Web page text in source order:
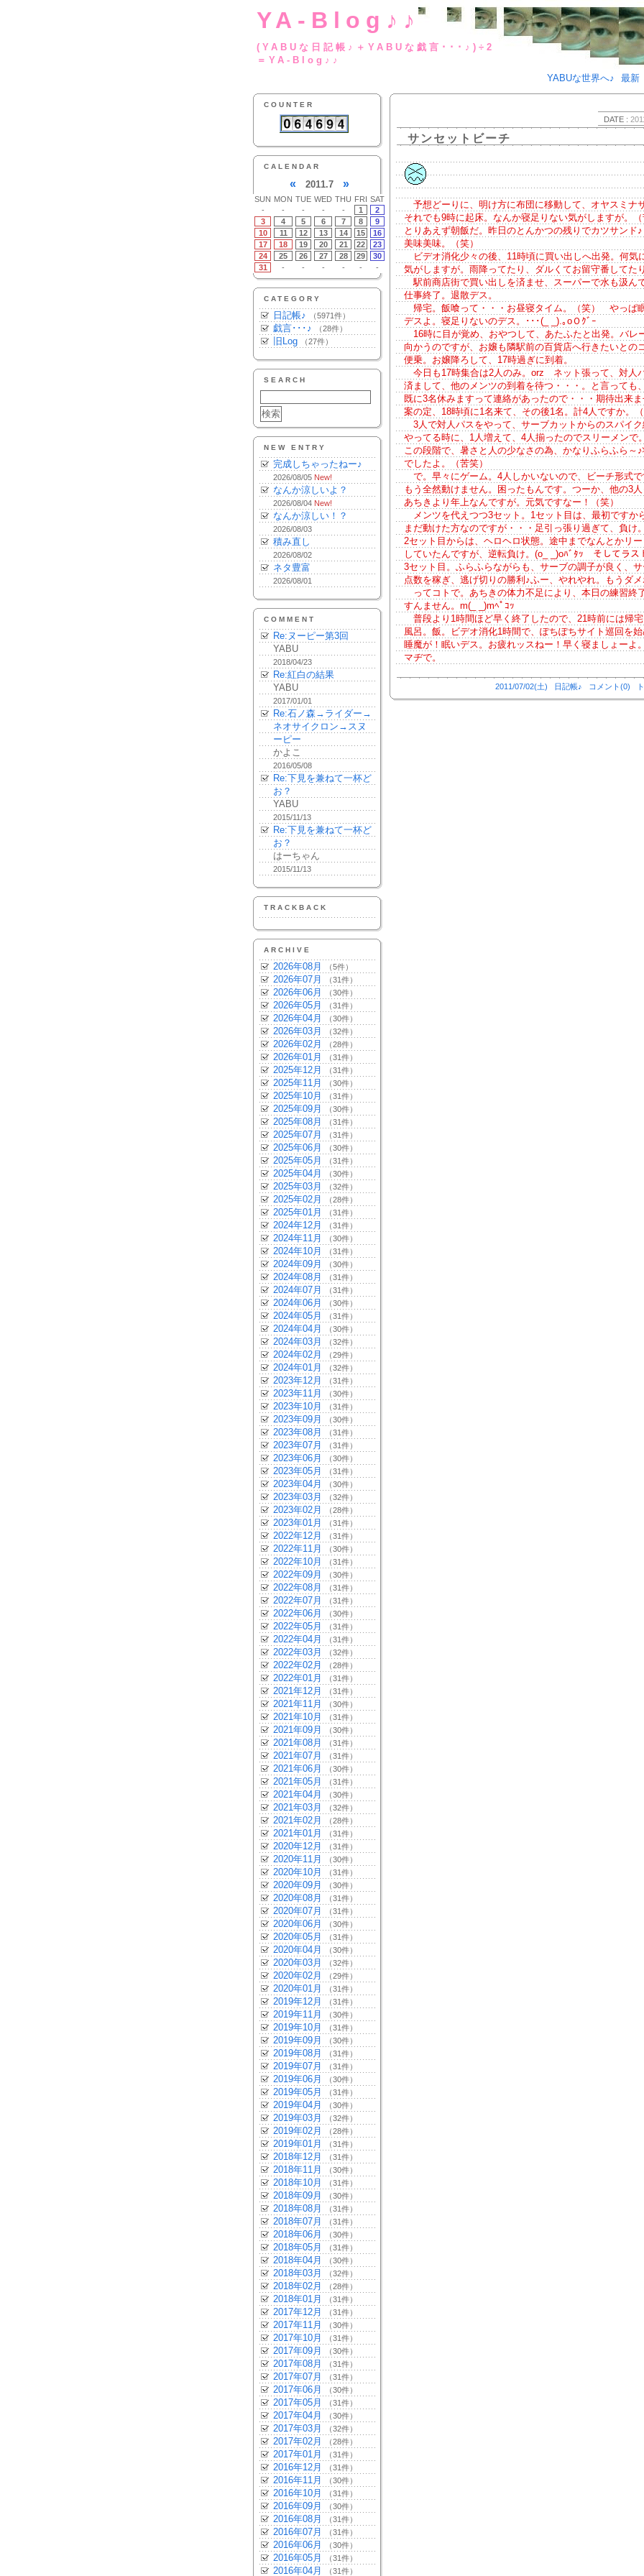
YA-Blog♪♪
(YABUな日記帳♪＋YABUな戯言･･
＝YA-Blog♪♪
YABUな世界へ♪
最新
COUNTER
CALENDAR
« 2011.7 »
SUN MON TUE WED THU FRI SAT
-
- - - - 1
2
3
4 5 6 7 8
9
10
11 12 13 14 15
16
17
18 19 20 21 22
23
24
25 26 27 28 29
30
31
- - - - - -
CATEGORY
日記帳♪ （5971件）
戯言･･･♪ （28件）
旧Log （27件）
SEARCH
NEW ENTRY
完成しちゃったねー♪
2026/08/05 New!
なんか涼しいよ？
2026/08/04 New!
なんか涼しい！？
2026/08/03
積み直し
2026/08/02
ネタ豊富
2026/08/01
COMMENT
Re:ヌーピー第3回
YABU
2018/04/23
Re:紅白の結果
YABU
2017/01/01
Re:石ノ森→ライダー→
ネオサイクロン→スヌ
ーピー
かよこ
2016/05/08
Re:下見を兼ねて一杯ど
お？
YABU
2015/11/13
Re:下見を兼ねて一杯ど
お？
はーちゃん
2015/11/13
TRACKBACK
ARCHIVE
2026年08月 （5件）
2026年07月 （31件）
2026年06月 （30件）
2026年05月 （31件）
2026年04月 （30件）
2026年03月 （32件）
2026年02月 （28件）
2026年01月 （31件）
2025年12月 （31件）
2025年11月 （30件）
2025年10月 （31件）
2025年09月 （30件）
2025年08月 （31件）
2025年07月 （31件）
2025年06月 （30件）
2025年05月 （31件）
2025年04月 （30件）
2025年03月 （32件）
2025年02月 （28件）
2025年01月 （31件）
2024年12月 （31件）
2024年11月 （30件）
2024年10月 （31件）
2024年09月 （30件）
2024年08月 （31件）
2024年07月 （31件）
2024年06月 （30件）
2024年05月 （31件）
2024年04月 （30件）
2024年03月 （32件）
2024年02月 （29件）
2024年01月 （32件）
2023年12月 （31件）
2023年11月 （30件）
2023年10月 （31件）
2023年09月 （30件）
2023年08月 （31件）
2023年07月 （31件）
2023年06月 （30件）
2023年05月 （31件）
2023年04月 （30件）
2023年03月 （32件）
2023年02月 （28件）
2023年01月 （31件）
2022年12月 （31件）
2022年11月 （30件）
2022年10月 （31件）
2022年09月 （30件）
2022年08月 （31件）
2022年07月 （31件）
2022年06月 （30件）
2022年05月 （31件）
2022年04月 （31件）
2022年03月 （32件）
2022年02月 （28件）
2022年01月 （31件）
2021年12月 （31件）
2021年11月 （30件）
2021年10月 （31件）
2021年09月 （30件）
2021年08月 （31件）
2021年07月 （31件）
2021年06月 （30件）
2021年05月 （31件）
2021年04月 （30件）
2021年03月 （32件）
2021年02月 （28件）
2021年01月 （31件）
2020年12月 （31件）
2020年11月 （30件）
2020年10月 （31件）
2020年09月 （30件）
2020年08月 （31件）
2020年07月 （31件）
2020年06月 （30件）
2020年05月 （31件）
2020年04月 （30件）
2020年03月 （32件）
2020年02月 （29件）
2020年01月 （31件）
2019年12月 （31件）
2019年11月 （30件）
2019年10月 （31件）
2019年09月 （30件）
2019年08月 （31件）
2019年07月 （31件）
2019年06月 （30件）
2019年05月 （31件）
2019年04月 （30件）
2019年03月 （32件）
2019年02月 （28件）
2019年01月 （31件）
2018年12月 （31件）
2018年11月 （30件）
2018年10月 （31件）
2018年09月 （30件）
2018年08月 （31件）
2018年07月 （31件）
2018年06月 （30件）
2018年05月 （31件）
2018年04月 （30件）
2018年03月 （32件）
2018年02月 （28件）
2018年01月 （31件）
2017年12月 （31件）
2017年11月 （30件）
2017年10月 （31件）
2017年09月 （30件）
2017年08月 （31件）
2017年07月 （31件）
2017年06月 （30件）
2017年05月 （31件）
2017年04月 （30件）
2017年03月 （32件）
2017年02月 （28件）
2017年01月 （31件）
2016年12月 （31件）
2016年11月 （30件）
2016年10月 （31件）
2016年09月 （30件）
2016年08月 （31件）
2016年07月 （31件）
2016年06月 （30件）
2016年05月 （31件）
2016年04月 （31件）
DATE :
サンセットビーチ
予想どーりに、明け方に布団に移動して、オヤスミナサ
それでも9時に起床。なんか寝足りない気がしますが。（
とりあえず朝飯だ。昨日のとんかつの残りでカツサンド♪
美味美味。（笑）
ビデオ消化少々の後、11時頃に買い出しへ出発。何気
気がしますが。雨降ってたり、ダルくてお留守番してたり
駅前商店街で買い出しを済ませ、スーパーで水も汲ん
仕事終了。退散デス。
帰宅。飯喰って・・・お昼寝タイム。（笑） やっぱ
デスよ。寝足りないのデス。･･･(_ _).｡oＯｸﾞｰ
16時に目が覚め、おやつして、あたふたと出発。バレ
向かうのですが、お嬢も隣駅前の百貨店へ行きたいとの
便乗。お嬢降ろして、17時過ぎに到着。
今日も17時集合は2人のみ。orz ネット張って、対人
済まして、他のメンツの到着を待つ・・・。と言っても
既に3名休みますって連絡があったので・・・期待出来ま
案の定、18時頃に1名来て、その後1名。計4人ですか。（
3人で対人パスをやって、サーブカットからのスパイク
やってる時に、1人増えて、4人揃ったのでスリーメンで
この段階で、暑さと人の少なさの為、かなりふらふら～
でしたよ。（苦笑）
で。早々にゲーム。4人しかいないので、ビーチ形式で
もう全然動けません。困ったもんです。つーか、他の3人
あちきより年上なんですが。元気ですなー！（笑）
メンツを代えつつ3セット。1セット目は、最初ですから
まだ動けた方なのですが・・・足引っ張り過ぎて、負け
2セット目からは、ヘロヘロ状態。途中までなんとかリー
していたんですが、逆転負け。(o_ _)oﾊﾞﾀｯ そしてラス
3セット目。ふらふらながらも、サーブの調子が良く、
点数を稼ぎ、逃げ切りの勝利♪ふー、やれやれ。もうダメ
ってコトで。あちきの体力不足により、本日の練習終了
すんません。m(_ _)mﾍﾟｺｯ
普段より1時間ほど早く終了したので、21時前には帰宅
風呂。飯。ビデオ消化1時間で、ぽちぽちサイト巡回を始
睡魔が！眠いデス。お疲れッスねー！早く寝ましょーよ
マヂで。
2011/07/02(土) 日記帳♪ コメント(0)